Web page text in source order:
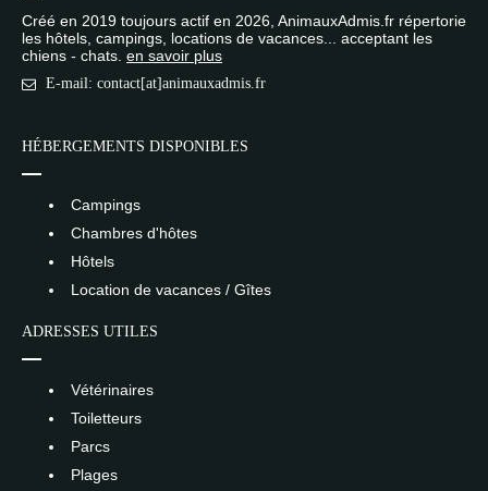
Créé en 2019 toujours actif en 2026, AnimauxAdmis.fr répertorie
les hôtels, campings, locations de vacances... acceptant les
chiens - chats. en savoir plus
E-mail: contact[at]animauxadmis.fr
HÉBERGEMENTS DISPONIBLES
Campings
Chambres d'hôtes
Hôtels
Location de vacances / Gîtes
ADRESSES UTILES
Vétérinaires
Toiletteurs
Parcs
Plages